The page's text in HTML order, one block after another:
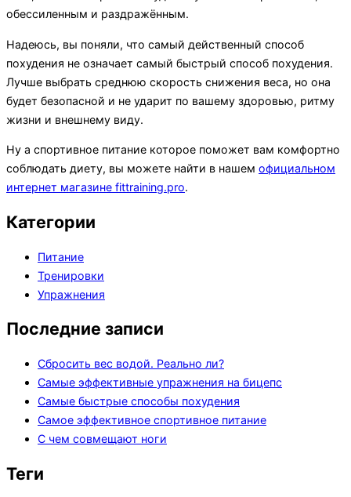
обессиленным и раздражённым.
Надеюсь, вы поняли, что самый действенный способ
похудения не означает самый быстрый способ похудения.
Лучше выбрать среднюю скорость снижения веса, но она
будет безопасной и не ударит по вашему здоровью, ритму
жизни и внешнему виду.
Ну а спортивное питание которое поможет вам комфортно
соблюдать диету, вы можете найти в нашем официальном
интернет магазине fittraining.pro.
Категории
Питание
Тренировки
Упражнения
Последние записи
Сбросить вес водой. Реально ли?
Самые эффективные упражнения на бицепс
Самые быстрые способы похудения
Самое эффективное спортивное питание
С чем совмещают ноги
Теги